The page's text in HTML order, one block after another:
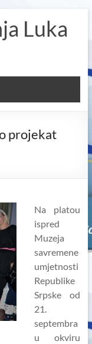
Luka
projekat
Na platou
ispred
Muzeja
savremene
umjetnosti
Republike
Srpske od
21.
septembra
u okviru